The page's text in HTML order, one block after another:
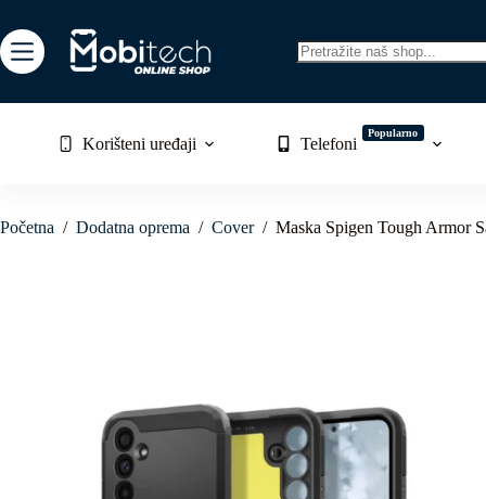
to
content
Korišteni uređaji Telefoni
Popularno
Početna / Dodatna oprema / Cover / Maska Spigen Tough Armor